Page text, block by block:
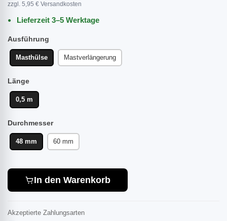
zzgl. 5,95 € Versandkosten
Lieferzeit 3–5 Werktage
Ausführung
Masthülse Mastverlängerung
Länge
0,5 m
Durchmesser
48 mm 60 mm
In den Warenkorb
Akzeptierte Zahlungsarten